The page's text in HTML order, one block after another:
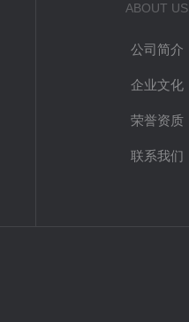
ABOUT US
公司简介
企业文化
荣誉资质
联系我们